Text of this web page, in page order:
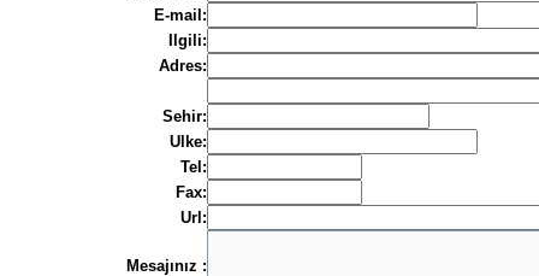
E-mail:
Ilgili:
Adres:
Sehir:
Ulke:
Tel:
Fax:
Url:
Mesajınız :